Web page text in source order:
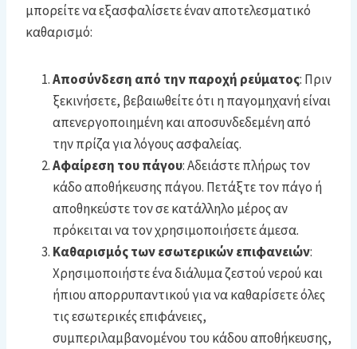
μπορείτε να εξασφαλίσετε έναν αποτελεσματικό
καθαρισμό:
Αποσύνδεση από την παροχή ρεύματος: Πριν
ξεκινήσετε, βεβαιωθείτε ότι η παγομηχανή είναι
απενεργοποιημένη και αποσυνδεδεμένη από
την πρίζα για λόγους ασφαλείας.
Αφαίρεση του πάγου: Αδειάστε πλήρως τον
κάδο αποθήκευσης πάγου. Πετάξτε τον πάγο ή
αποθηκεύστε τον σε κατάλληλο μέρος αν
πρόκειται να τον χρησιμοποιήσετε άμεσα.
Καθαρισμός των εσωτερικών επιφανειών:
Χρησιμοποιήστε ένα διάλυμα ζεστού νερού και
ήπιου απορρυπαντικού για να καθαρίσετε όλες
τις εσωτερικές επιφάνειες,
συμπεριλαμβανομένου του κάδου αποθήκευσης,